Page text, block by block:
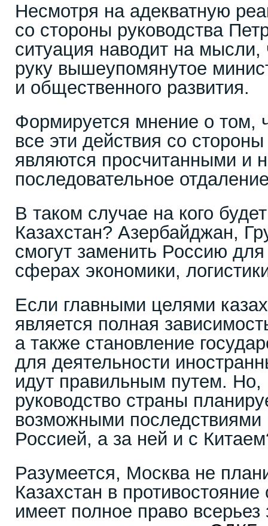
Несмотря на адекватную
со стороны руководства
ситуация наводит на
руку вышеупомянутое
и общественного развития.
Формируется мнение о том,
все эти действия со
являются просчитанными и
последовательное
В таком случае на кого
Казахстан? Азербайджан,
смогут заменить Россию
сферах экономики,
Если главными целями
является полная
а также становление
для деятельности
идут правильным путем. Но,
руководство страны
возможными
Россией, а за ней и с
Разумеется, Москва не
Казахстан в
имеет полное право